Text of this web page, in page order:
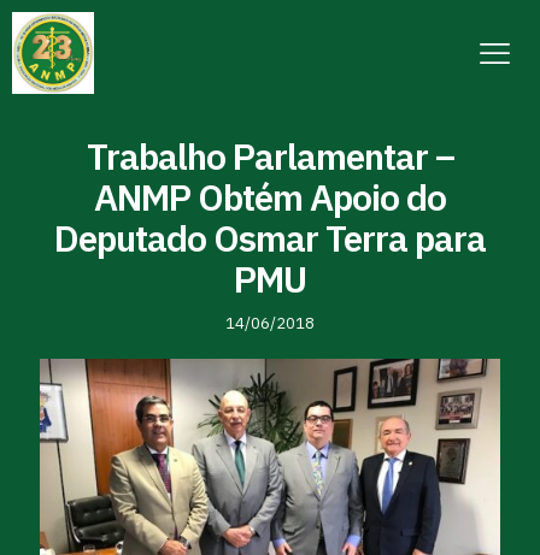
Trabalho Parlamentar –
ANMP Obtém Apoio do
Deputado Osmar Terra para
PMU
14/06/2018